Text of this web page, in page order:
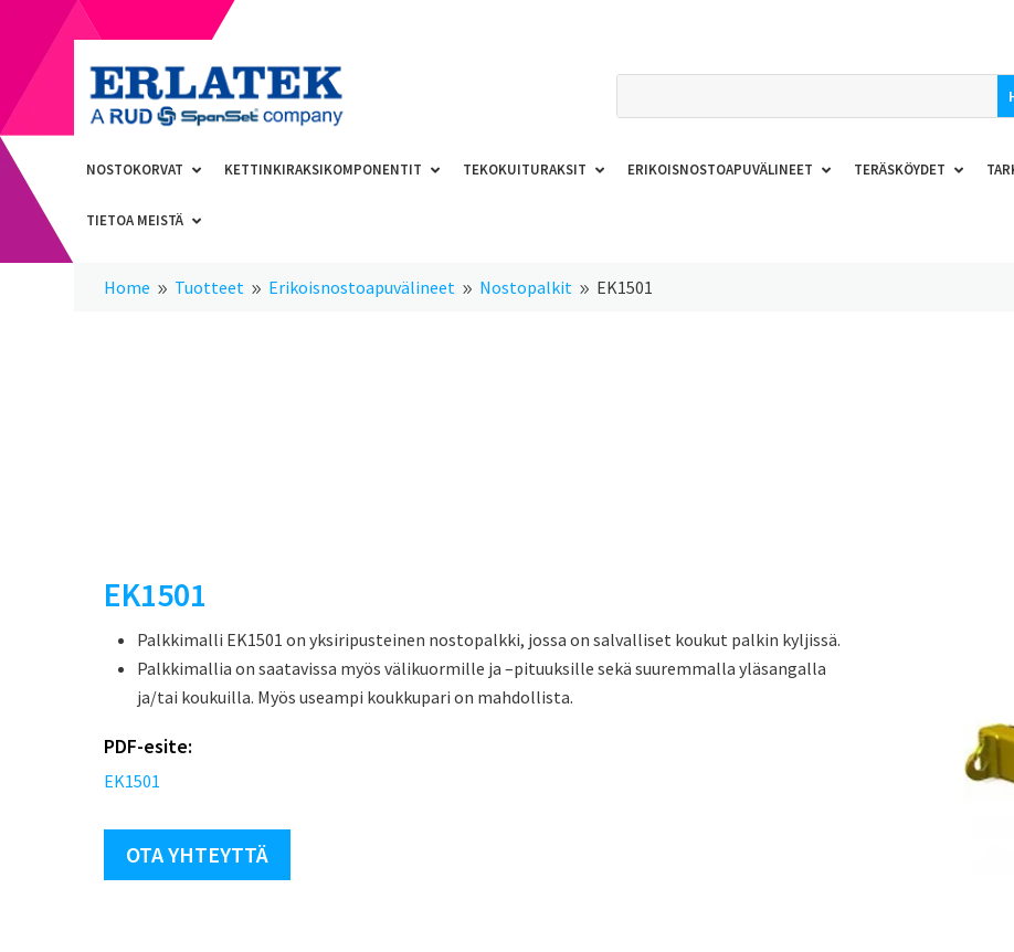
NOSTOKORVAT KETTINKIRAKSIKOMPONENTIT TEKOKUITURAKSIT ERIKOISNOSTOAPUVÄLINEET TERÄSKÖYDET
TIETOA MEISTÄ
Home 9 Tuotteet 9 Erikoisnostoapuvälineet 9 Nostopalkit 9 EK1501
EK1501
Palkkimalli EK1501 on yksiripusteinen nostopalkki, jossa on salvalliset koukut palkin kyljissä.
Palkkimallia on saatavissa myös välikuormille ja –pituuksille sekä suuremmalla yläsangalla
ja/tai koukuilla. Myös useampi koukkupari on mahdollista.
PDF-esite:
EK1501
OTA YHTEYTTÄ